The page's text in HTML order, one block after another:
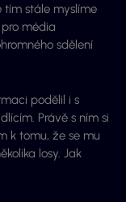
tím stále myslíme
média
sdělení
podělil i s
Právě s ním si
k tomu, že se mu
losy. Jak